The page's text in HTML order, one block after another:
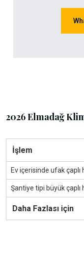
2026 Elmadağ
İşlem
Ev içerisinde ufak
Şantiye tipi büyük çaplı
Daha Fazlası için